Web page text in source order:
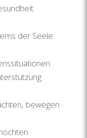
der Seele
bewegen